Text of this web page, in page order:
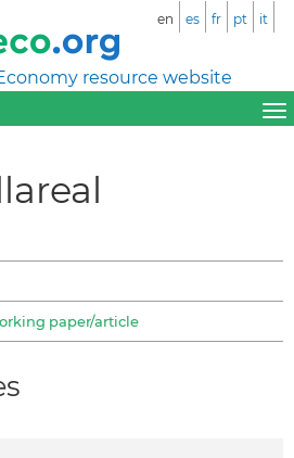
resource website
en es fr pt it
paper/article